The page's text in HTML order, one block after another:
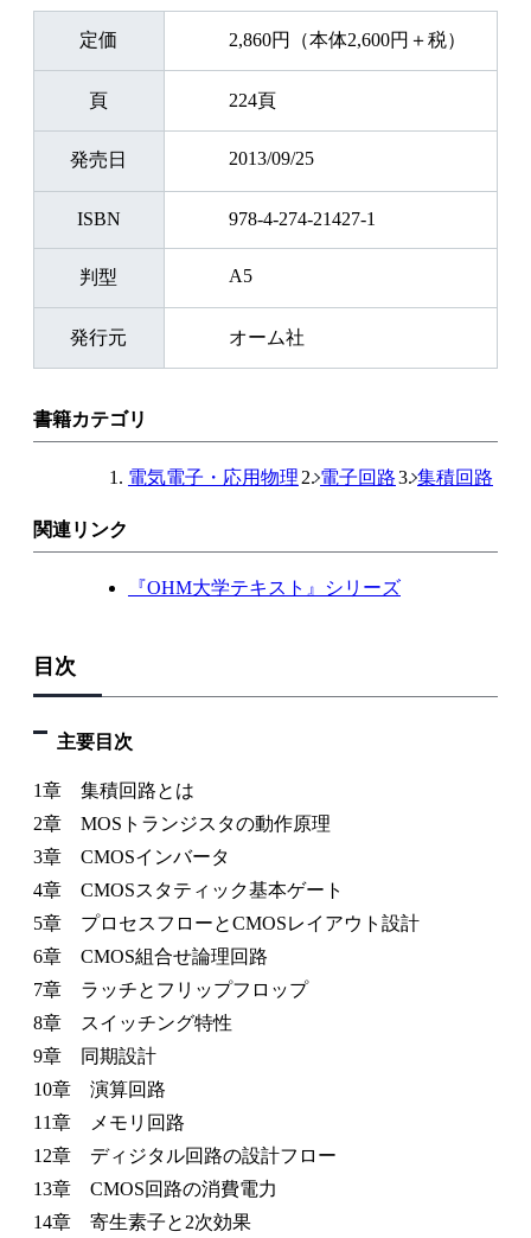
定価 2,860円（本体2,600円＋税）
頁 224頁
発売日 2013/09/25
ISBN 978-4-274-21427-1
判型 A5
発行元 オーム社
書籍カテゴリ
電気電子・応用物理 電子回路 集積回路
関連リンク
『OHM大学テキスト』シリーズ
目次
主要目次
1章 集積回路とは
2章 MOSトランジスタの動作原理
3章 CMOSインバータ
4章 CMOSスタティック基本ゲート
5章 プロセスフローとCMOSレイアウト設計
6章 CMOS組合せ論理回路
7章 ラッチとフリップフロップ
8章 スイッチング特性
9章 同期設計
10章 演算回路
11章 メモリ回路
12章 ディジタル回路の設計フロー
13章 CMOS回路の消費電力
14章 寄生素子と2次効果